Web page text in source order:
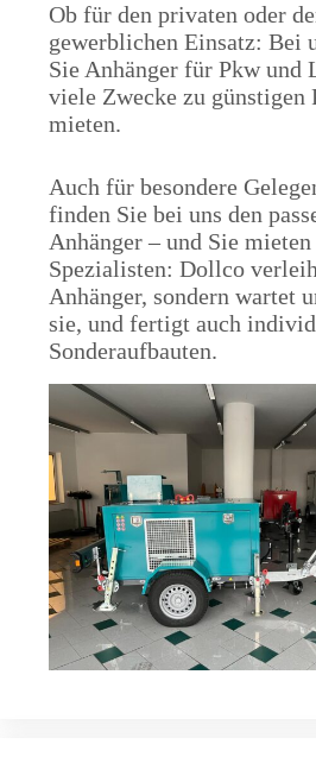
Ob für den privaten oder
gewerblichen Einsatz: Bei
Sie Anhänger für Pkw und
viele Zwecke zu günstigen
mieten.
Auch für besondere
finden Sie bei uns den
Anhänger – und Sie
Spezialisten: Dollco
Anhänger, sondern wartet
sie, und fertigt auch
Sonderaufbauten.